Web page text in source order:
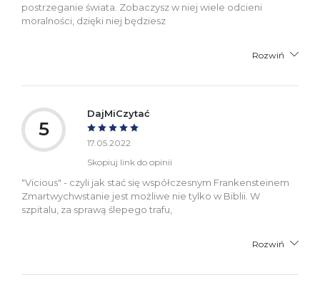
postrzeganie świata. Zobaczysz w niej wiele odcieni
moralności, dzięki niej będziesz
Rozwiń
5
DajMiCzytać
17.05.2022
Skopiuj link do opinii
"Vicious" - czyli jak stać się współczesnym Frankensteinem
Zmartwychwstanie jest możliwe nie tylko w Biblii. W
szpitalu, za sprawą ślepego trafu,
Rozwiń